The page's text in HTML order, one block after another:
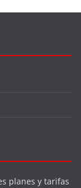
planes y tarifas